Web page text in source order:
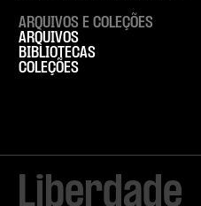
Liberdade
ARQUIVOS E COLEÇÕES
ARQUIVOS
BIBLIOTECAS
COLEÇÕES